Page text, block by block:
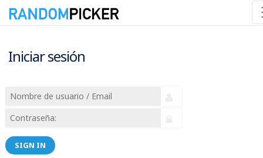
Iniciar sesión
SIGN IN